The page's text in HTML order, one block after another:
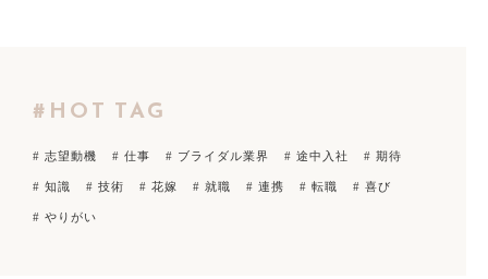
#HOT TAG
# 志望動機 # 仕事 # ブライダル業界 # 途中入社 # 期待
# 知識 # 技術 # 花嫁 # 就職 # 連携 # 転職 # 喜び
# やりがい